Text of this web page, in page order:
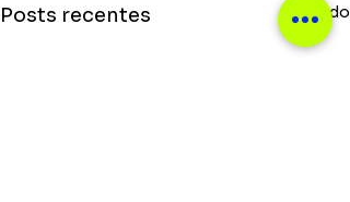
Posts recentes Ver tudo